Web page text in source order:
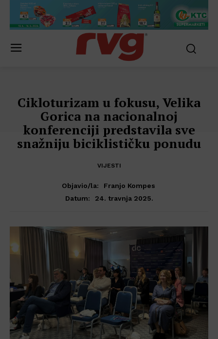
Cikloturizam u fokusu, Velika
Gorica na nacionalnoj
konferenciji predstavila sve
snažniju biciklističku ponudu
VIJESTI
Objavio/la:
Franjo Kompes
Datum:
24. travnja 2025.